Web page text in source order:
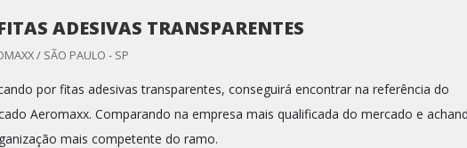
ADESIVAS TRANSPARENTES
/ SÃO PAULO - SP
por fitas adesivas transparentes, conseguirá encontrar na referência do
Aeromaxx. Comparando na empresa mais qualificada do mercado e
mais competente do ramo.